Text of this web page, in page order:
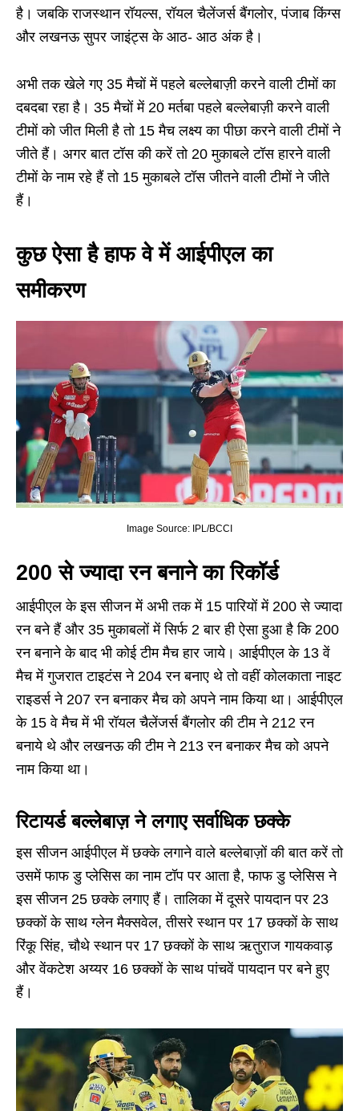
है। जबकि राजस्थान रॉयल्स, रॉयल चैलेंजर्स बैंगलोर, पंजाब किंग्स
और लखनऊ सुपर जाइंट्स के आठ- आठ अंक है।
अभी तक खेले गए 35 मैचों में पहले बल्लेबाज़ी करने वाली टीमों का
दबदबा रहा है। 35 मैचों में 20 मर्तबा पहले बल्लेबाज़ी करने वाली
टीमों को जीत मिली है तो 15 मैच लक्ष्य का पीछा करने वाली टीमों ने
जीते हैं। अगर बात टॉस की करें तो 20 मुकाबले टॉस हारने वाली
टीमों के नाम रहे हैं तो 15 मुकाबले टॉस जीतने वाली टीमों ने जीते
हैं।
कुछ ऐसा है हाफ वे में आईपीएल का
समीकरण
Image Source: IPL/BCCI
200 से ज्यादा रन बनाने का रिकॉर्ड
आईपीएल के इस सीजन में अभी तक में 15 पारियों में 200 से ज्यादा
रन बने हैं और 35 मुकाबलों में सिर्फ 2 बार ही ऐसा हुआ है कि 200
रन बनाने के बाद भी कोई टीम मैच हार जाये। आईपीएल के 13 वें
मैच में गुजरात टाइटंस ने 204 रन बनाए थे तो वहीं कोलकाता नाइट
राइडर्स ने 207 रन बनाकर मैच को अपने नाम किया था। आईपीएल
के 15 वे मैच में भी रॉयल चैलेंजर्स बैंगलोर की टीम ने 212 रन
बनाये थे और लखनऊ की टीम ने 213 रन बनाकर मैच को अपने
नाम किया था।
रिटायर्ड बल्लेबाज़ ने लगाए सर्वाधिक छक्के
इस सीजन आईपीएल में छक्के लगाने वाले बल्लेबाज़ों की बात करें तो
उसमें फाफ डु प्लेसिस का नाम टॉप पर आता है, फाफ डु प्लेसिस ने
इस सीजन 25 छक्के लगाए हैं। तालिका में दूसरे पायदान पर 23
छक्कों के साथ ग्लेन मैक्सवेल, तीसरे स्थान पर 17 छक्कों के साथ
रिंकू सिंह, चौथे स्थान पर 17 छक्कों के साथ ऋतुराज गायकवाड़
और वेंकटेश अय्यर 16 छक्कों के साथ पांचवें पायदान पर बने हुए
हैं।